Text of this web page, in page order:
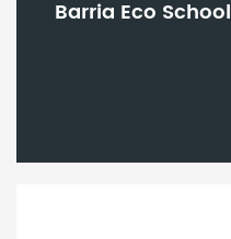
Barria Eco School